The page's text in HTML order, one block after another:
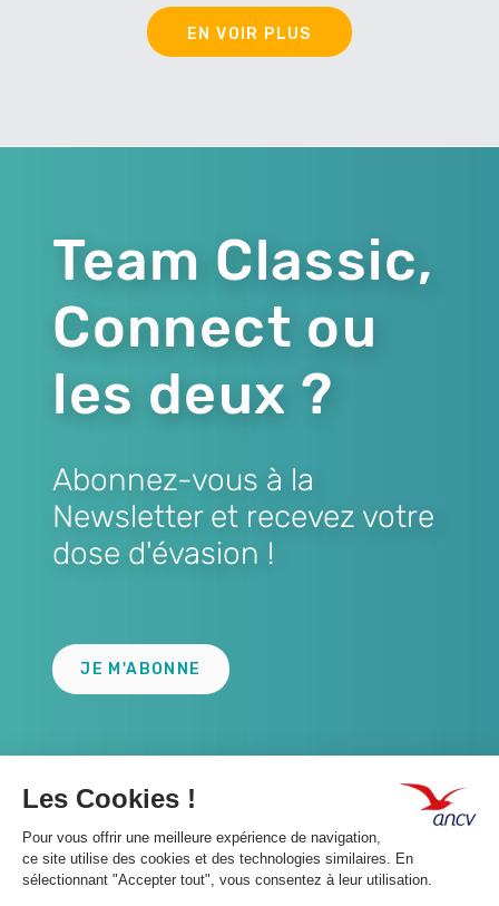
EN VOIR PLUS
Team Classic,
Connect ou
les deux ?
Abonnez-vous à la
Newsletter et recevez votre
dose d'évasion !
JE M'ABONNE